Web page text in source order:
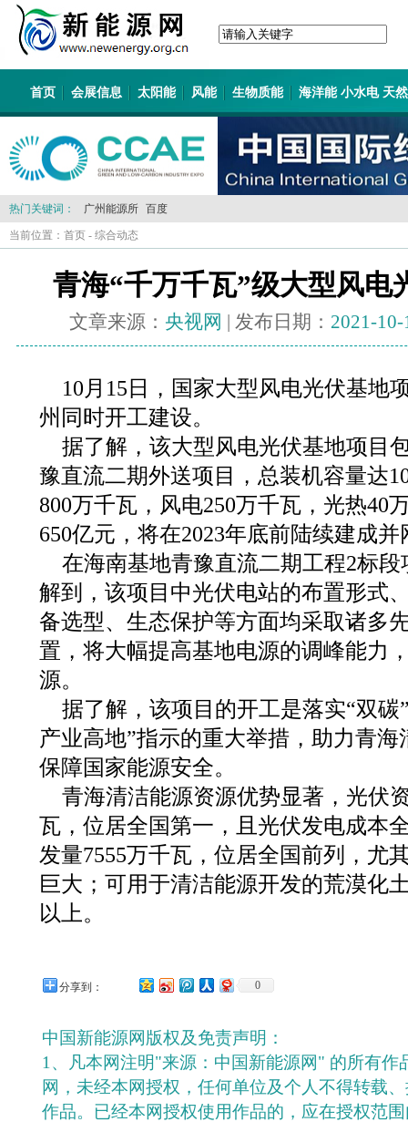
首页 会展信息 太阳能 风能 生物质能 海洋能 小水电 天
热门关键词： 广州能源所 百度
当前位置： 首页 - 综合动态
青海“千万千瓦”级大型风电
文章来源： 央视网 | 发布日期： 2021-10-
10月15日，国家大型风电光伏基地
州同时开工建设。
据了解，该大型风电光伏基地项目
豫直流二期外送项目，总装机容量达
800万千瓦，风电250万千瓦，光热40
650亿元，将在2023年底前陆续建成并
在海南基地青豫直流二期工程2标
解到，该项目中光伏电站的布置形式
备选型、生态保护等方面均采取诸多
置，将大幅提高基地电源的调峰能力
源。
据了解，该项目的开工是落实“双碳
产业高地”指示的重大举措，助力青
保障国家能源安全。
青海清洁能源资源优势显著，光伏
瓦，位居全国第一，且光伏发电成本
发量7555万千瓦，位居全国前列，尤
巨大；可用于清洁能源开发的荒漠化
以上。
分享到： 0
中国新能源网版权及免责声明：
1、凡本网注明"来源：中国新能源网" 的所有作
网，未经本网授权，任何单位及个人不得转载
作品。已经本网授权使用作品的，应在授权范